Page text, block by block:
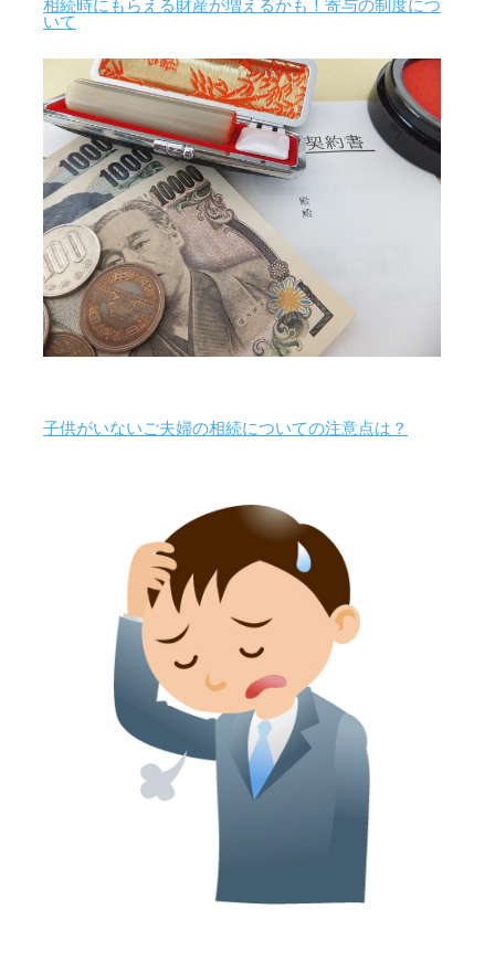
相続時にもらえる財産が増えるかも！寄与の制度につ
いて
子供がいないご夫婦の相続についての注意点は？